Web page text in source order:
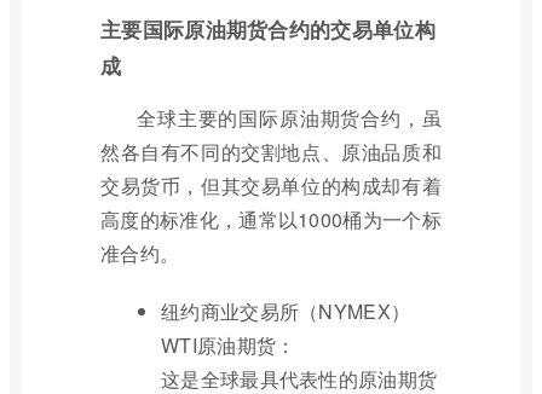
主要国际原油期货合约的交易单位构
成
全球主要的国际原油期货合约，虽
然各自有不同的交割地点、原油品质和
交易货币，但其交易单位的构成却有着
高度的标准化，通常以1000桶为一个标
准合约。
纽约商业交易所（NYMEX）
WTI原油期货：
这是全球最具代表性的原油期货